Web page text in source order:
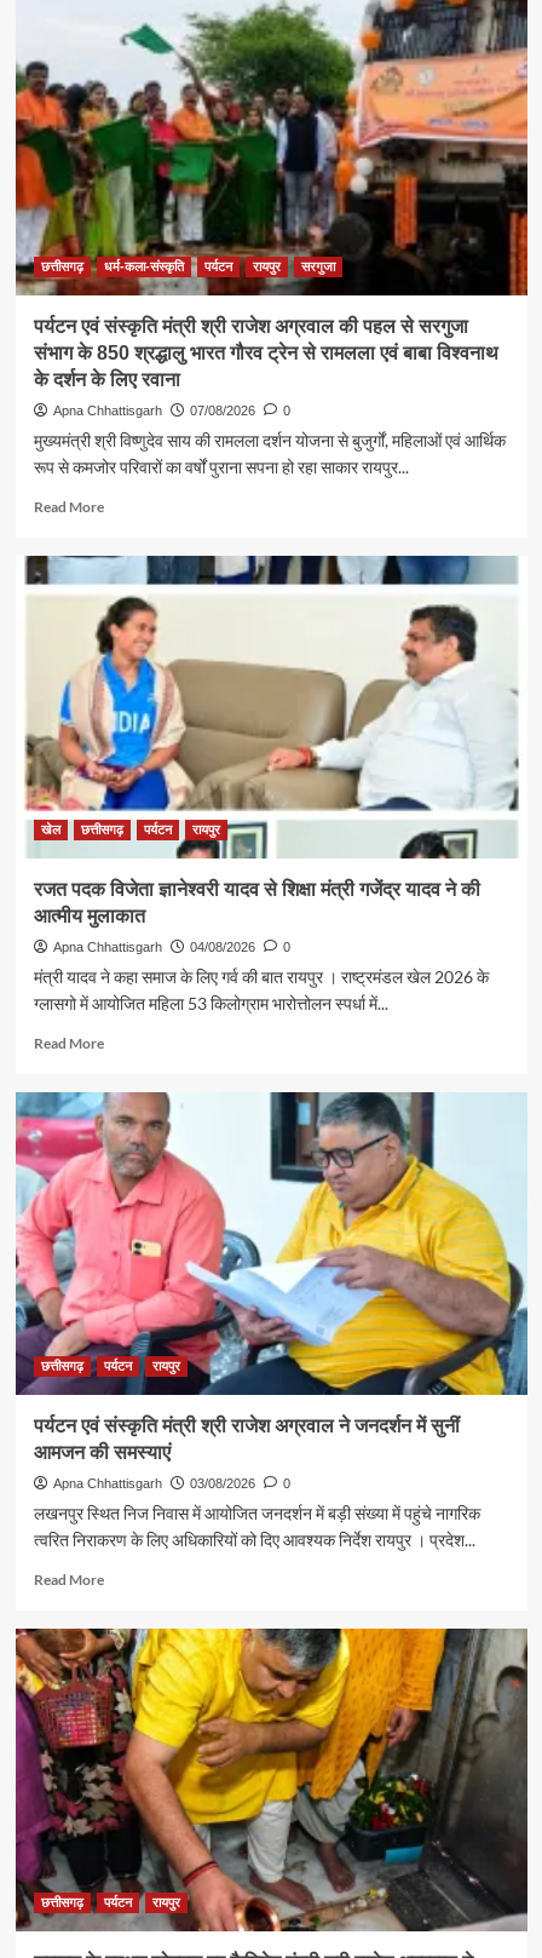
एकजुटता
सामाजिक
विकास
की
बड़ी
शक्ति
राजेश
अग्रवाल
छत्तीसगढ़ धर्म-कला-संस्कृति पर्यटन रायपुर सरगुजा
पर्यटन एवं संस्कृति मंत्री श्री राजेश अग्रवाल की पहल से सरगुजा
संभाग के 850 श्रद्धालु भारत गौरव ट्रेन से रामलला एवं बाबा विश्वनाथ
के दर्शन के लिए रवाना
Apna Chhattisgarh 07/08/2026 0
मुख्यमंत्री श्री विष्णुदेव साय की रामलला दर्शन योजना से बुजुर्गों, महिलाओं एवं आर्थिक
रूप से कमजोर परिवारों का वर्षों पुराना सपना हो रहा साकार रायपुर...
Read MoreRead
पर्यटन
एवं
संस्कृति
मंत्री
श्री
राजेश
अग्रवाल
की
पहल
से
सरगुजा
संभाग
श्रद्धालु
भारत
गौरव
से
रामलला
बाबा
के
दर्शन
के
लिए
रवाना
खेल छत्तीसगढ़ पर्यटन रायपुर
रजत पदक विजेता ज्ञानेश्वरी यादव से शिक्षा मंत्री गजेंद्र यादव ने की
आत्मीय मुलाकात
Apna Chhattisgarh 04/08/2026 0
मंत्री यादव ने कहा समाज के लिए गर्व की बात रायपुर । राष्ट्रमंडल खेल 2026 के
ग्लासगो में आयोजित महिला 53 किलोग्राम भारोत्तोलन स्पर्धा में...
Read MoreRead
रजत
पदक
विजेता
ज्ञानेश्वरी
यादव
शिक्षा
मंत्री
गजेंद्र
यादव
ने
की
छत्तीसगढ़ पर्यटन रायपुर
पर्यटन एवं संस्कृति मंत्री श्री राजेश अग्रवाल ने जनदर्शन में सुनीं
आमजन की समस्याएं
Apna Chhattisgarh 03/08/2026 0
लखनपुर स्थित निज निवास में आयोजित जनदर्शन में बड़ी संख्या में पहुंचे नागरिक
त्वरित निराकरण के लिए अधिकारियों को दिए आवश्यक निर्देश रायपुर । प्रदेश...
Read MoreRead
पर्यटन
एवं
संस्कृति
मंत्री
श्री
राजेश
अग्रवाल
ने
जनदर्शन
सुनीं
आमजन
की
छत्तीसगढ़ पर्यटन रायपुर